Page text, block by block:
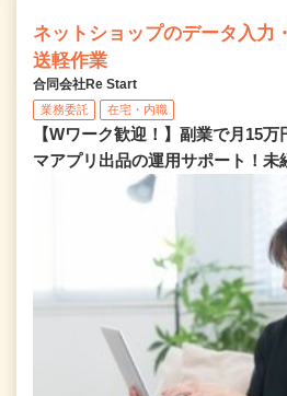
ネットショップのデータ入力
送軽作業
合同会社Re Start
業務委託 在宅・内職
【Wワーク歓迎！】副業で月15
マアプリ出品の運用サポート！未